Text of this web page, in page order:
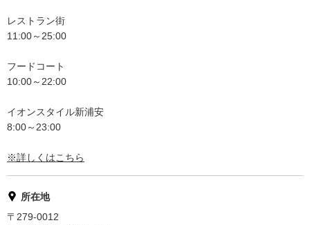
レストラン街
11:00～25:00
フードコート
10:00～22:00
イオンスタイル新浦安
8:00～23:00
※詳しくはこちら
所在地
〒279-0012